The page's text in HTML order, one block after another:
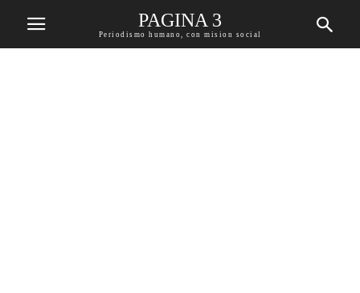
PAGINA 3
Periodismo humano, con mision social